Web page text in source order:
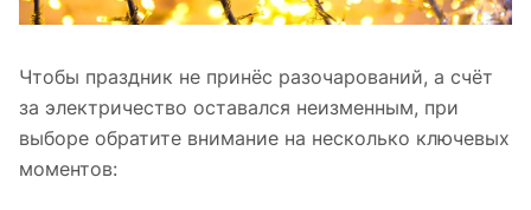
Чтобы праздник не принёс разочарований, а счёт
за электричество оставался неизменным, при
выборе обратите внимание на несколько ключевых
моментов: